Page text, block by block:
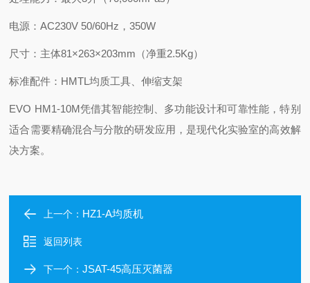
电源：AC230V 50/60Hz，350W
尺寸：主体81×263×203mm（净重2.5Kg）
标准配件：HMTL均质工具、伸缩支架
EVO HM1-10M凭借其智能控制、多功能设计和可靠性能，特别
适合需要精确混合与分散的研发应用，是现代化实验室的高效解
决方案。
上一个： HZ1-A均质机
返回列表
下一个：JSAT-45高压灭菌器